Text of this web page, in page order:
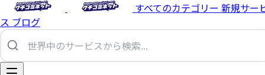
すべてのカテゴリー 新規サー
ス ブログ